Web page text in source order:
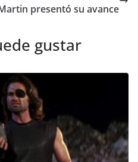
presentó su avance
gustar